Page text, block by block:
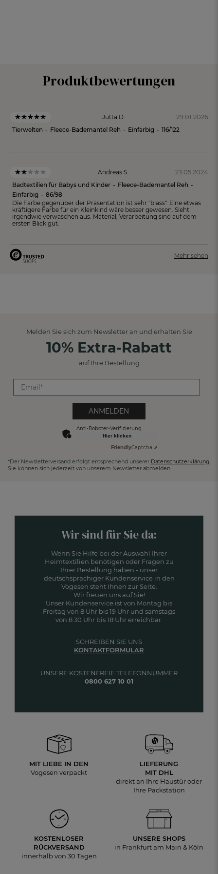
Produktbewertungen
Jutta D. 29.01.2026
Tierwelten - Fleece-Bademantel Reh - Einfarbig - 116/122
Andreas S. 23.05.2024
Badtextilien für Babys und Kinder - Fleece-Bademantel Reh -
Einfarbig - 86/98
Die Farbe gegenüber der Präsentation ist sehr "blass". Eine etwas
kräftigere Farbe für ein Kleinkind wäre besser gewesen. Sieht
irgendwie verwaschen aus. Material, Verarbeitung sind auf dem
ersten Blick gut.
Mehr sehen
Melden Sie sich zum Newsletter an und erhalten Sie
10% Extra-Rabatt
auf Ihre Bestellung
ANMELDEN
Anti-Roboter-Verifizierung
Hier klicken
FriendlyCaptcha ⇗
*Der Newsletterversand erfolgt entsprechend unserer Datenschutzerklärung.
Sie können sich jederzeit von unserem Newsletter abmelden.
Wir sind für Sie da:
Wenn Sie Hilfe bei der Auswahl Ihrer
Heimtextilien benötigen oder Fragen zu
Ihrer Bestellung haben - unser
deutschsprachiger Kundenservice in den
Vogesen steht Ihnen zur Seite.
Wir freuen uns auf Sie!
Unser Kundenservice ist von Montag bis
Freitag von 8 Uhr bis 19 Uhr und samstags
von 8:30 Uhr bis 18 Uhr erreichbar.
UNSERE KOSTENFREIE TELEFONNUMMER
0800 627 10 01
SCHREIBEN SIE UNS
KONTAKTFORMULAR
MIT LIEBE IN DEN
Vogesen verpackt
LIEFERUNG
MIT DHL
direkt an Ihre Haustür oder
Ihre Packstation
KOSTENLOSER
RÜCKVERSAND
innerhalb von 30 Tagen
UNSERE SHOPS
in Frankfurt am Main & Köln